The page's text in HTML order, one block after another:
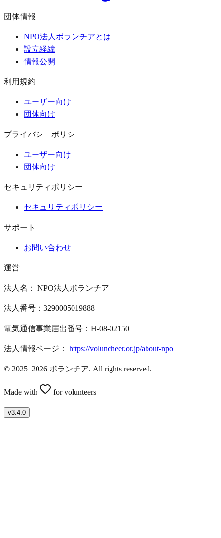
団体情報
NPO法人ボランチアとは
設立経緯
情報公開
利用規約
ユーザー向け
団体向け
プライバシーポリシー
ユーザー向け
団体向け
セキュリティポリシー
セキュリティポリシー
サポート
お問い合わせ
運営
法人名： NPO法人ボランチア
法人番号：3290005019888
電気通信事業届出番号：H-08-02150
法人情報ページ： https://voluncheer.or.jp/about-npo
© 2025–2026 ボランチア. All rights reserved.
Made with for volunteers
v3.4.0